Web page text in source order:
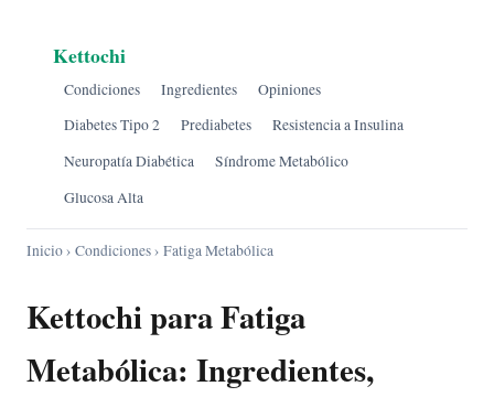
Kettochi
Condiciones Ingredientes
Opiniones
Diabetes Tipo 2
Prediabetes
Resistencia a Insulina
Neuropatía Diabética
Síndrome Metabólico
Glucosa Alta
Inicio› Condiciones› Fatiga Metabólica
Kettochi para Fatiga
Metabólica: Ingredientes,